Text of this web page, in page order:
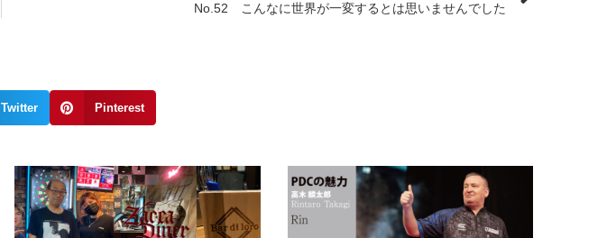
No.52 こんなに世界が一変するとは思いませんでした
Twitter Pinterest